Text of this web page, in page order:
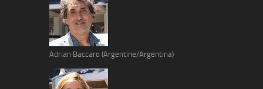
Adrian Baccaro (Argentine/Argentina)